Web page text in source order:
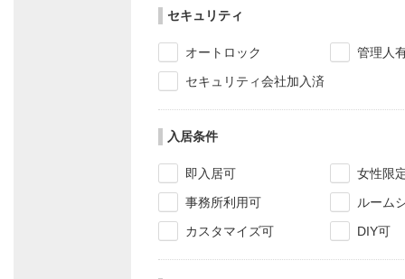
セキュリティ
オートロック
管理人
セキュリティ会社加入済
入居条件
即入居可
女性限
事務所利用可
ルーム
カスタマイズ可
DIY可